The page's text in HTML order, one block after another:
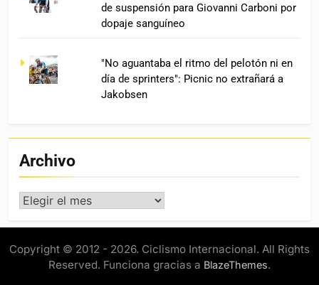
de suspensión para Giovanni Carboni por
dopaje sanguíneo
"No aguantaba el ritmo del pelotón ni en
día de sprinters": Picnic no extrañará a
Jakobsen
Archivo
Archivo
Copyright © 2012 - 2026. Ciclismo Internacional. All Rights
Reserved. Funciona gracias a BlazeThemes.